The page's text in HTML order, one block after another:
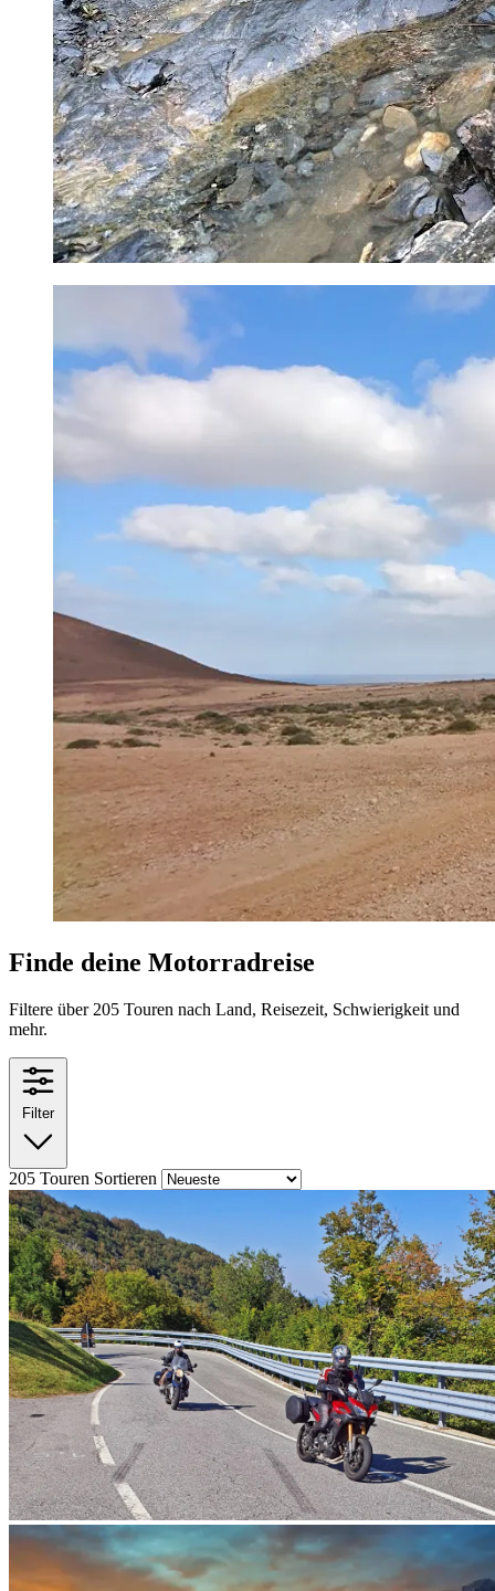
Finde deine Motorradreise
Filtere über 205 Touren nach Land, Reisezeit, Schwierigkeit und
mehr.
Filter
205 Touren Sortieren